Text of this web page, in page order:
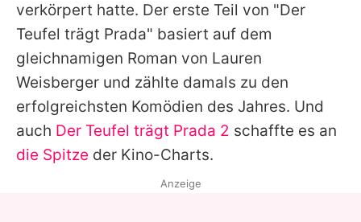
verkörpert hatte. Der erste Teil von "Der
Teufel trägt Prada" basiert auf dem
gleichnamigen Roman von Lauren
Weisberger und zählte damals zu den
erfolgreichsten Komödien des Jahres. Und
auch Der Teufel trägt Prada 2 schaffte es an
die Spitze der Kino-Charts.
Anzeige